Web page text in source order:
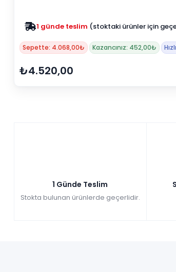
Zam yok 2025 fiyatları devam ediyor
Sepette: 4.068,00₺ Kazancınız: 452,00₺
₺4.520,00
1 Günde Teslim
Stokta bulunan ürünlerde geçerlidir.